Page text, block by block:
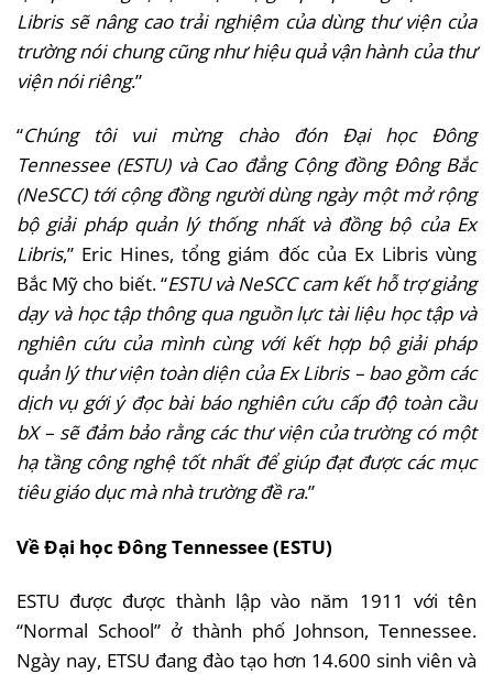
Libris sẽ nâng cao trải nghiệm của dùng thư viện của
trường nói chung cũng như hiệu quả vận hành của thư
viện nóiriêng.”
“Chúngtôi vui mừng chào đón Đại học Đông
Tennessee (ESTU) và Cao đẳng Cộng đồng Đông Bắc
(NeSCC) tới cộng đồng người dùng ngày một mở rộng
bộ giải pháp quản lý thống nhất và đồng bộ của Ex
Libris,” Eric Hines, tổng giám đốc của Ex Libris vùng
Bắc Mỹ cho biết. “ESTU và NeSCC cam kết hỗ trợ giảng
dạy và học tập thông qua nguồn lực tài liệu học tập và
nghiên cứu của mình cùng với kết hợp bộ giải pháp
quản lý thư viện toàn diện của Ex Libris – bao gồm các
dịch vụ gới ý đọc bài báo nghiên cứu cấp độ toàn cầu
bX – sẽ đảm bảo rằng các thư viện của trường có một
hạ tầng công nghệ tốt nhất để giúp đạt được các mục
tiêu giáo dục mà nhà trường đềra.”
Về Đại học Đông Tennessee (ESTU)
ESTU được được thành lập vào năm 1911 với tên
“Normal School” ở thành phố Johnson, Tennessee.
Ngày nay, ETSU đang đào tạo hơn 14.600 sinh viên và